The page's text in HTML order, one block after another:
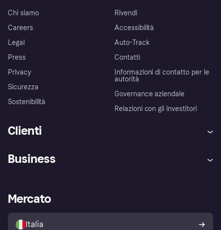
Chi siamo
Careers
Legal
Press
Privacy
Sicurezza
Sostenibilità
Rivendi
Accessibilità
Auto-Track
Contatti
Informazioni di contatto per le
autorità
Governance aziendale
Relazioni con gli investitori
Clienti
Assistenza
Esplora i negozi
Politica di protezione
dell'acquirente Klarna
Business
Accesso aziende
Mercato
Italia